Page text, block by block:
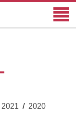
2021 / 2020